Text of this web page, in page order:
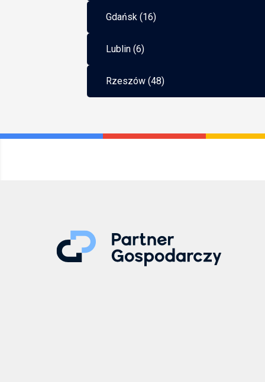
Gdańsk (16)
Lublin (6)
Rzeszów (48)